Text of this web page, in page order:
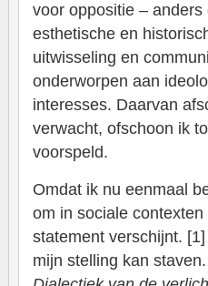
voor oppositie –
esthetische en
uitwisseling en
onderworpen aan
interesses. Daarvan
verwacht, ofschoon ik
voorspeld.
Omdat ik nu eenmaal
om in sociale
statement verschijnt.
mijn stelling kan